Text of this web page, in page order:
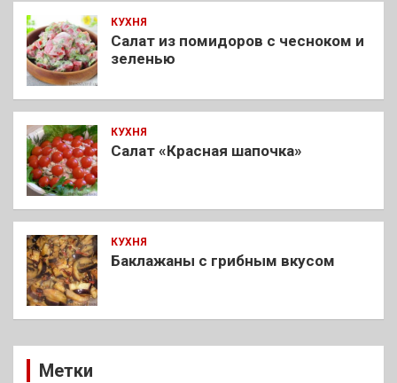
КУХНЯ
Салат из помидоров с чесноком и
зеленью
КУХНЯ
Салат «Красная шапочка»
КУХНЯ
Баклажаны с грибным вкусом
Метки